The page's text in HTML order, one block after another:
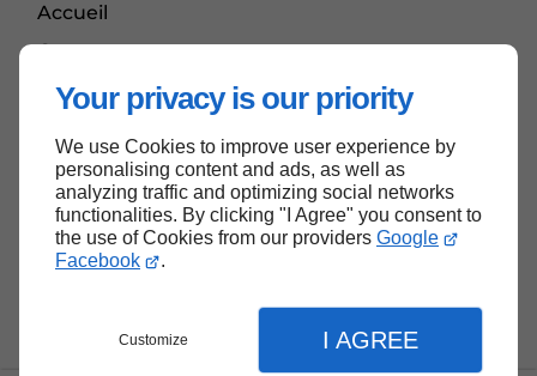
Your privacy is our priority
We use Cookies to improve user experience by
personalising content and ads, as well as
analyzing traffic and optimizing social networks
functionalities. By clicking "I Agree" you consent to
the use of Cookies from our providers Google
Facebook
.
Customize I AGREE
Accueil
Contactez-nous
Mentions légales
Haut de page